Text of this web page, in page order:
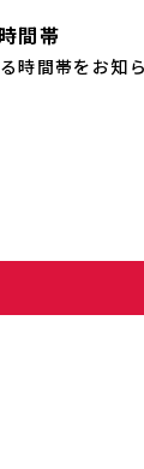
間帯
時間帯をお知